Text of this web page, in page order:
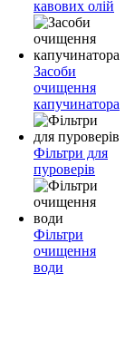
кавових олій
Засоби
очищення
капучинатора
Фільтри для
пуроверів
Фільтри
очищення
води